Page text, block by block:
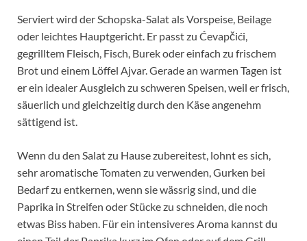
Serviert wird der Schopska-Salat als Vorspeise, Beilage
oder leichtes Hauptgericht. Er passt zu Ćevapčići,
gegrilltem Fleisch, Fisch, Burek oder einfach zu frischem
Brot und einem Löffel Ajvar. Gerade an warmen Tagen ist
er ein idealer Ausgleich zu schweren Speisen, weil er frisch,
säuerlich und gleichzeitig durch den Käse angenehm
sättigend ist.
Wenn du den Salat zu Hause zubereitest, lohnt es sich,
sehr aromatische Tomaten zu verwenden, Gurken bei
Bedarf zu entkernen, wenn sie wässrig sind, und die
Paprika in Streifen oder Stücke zu schneiden, die noch
etwas Biss haben. Für ein intensiveres Aroma kannst du